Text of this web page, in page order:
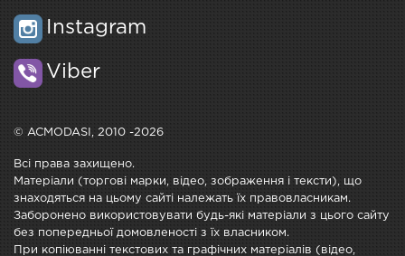
Instagram
Viber
© ACMODASI, 2010 -2026
Всі права захищено.
Матеріали (торгові марки, відео, зображення і тексти), що
знаходяться на цьому сайті належать їх правовласникам.
Заборонено використовувати будь-які матеріали з цього сайту
без попередньої домовленості з їх власником.
При копіюванні текстових та графічних матеріалів (відео,